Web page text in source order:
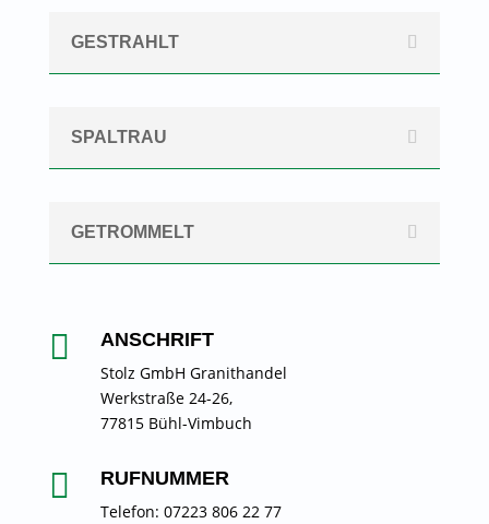
GESTRAHLT
SPALTRAU
GETROMMELT
 ANSCHRIFT
Stolz GmbH Granithandel
Werkstraße 24-26,
77815 Bühl-Vimbuch
 RUFNUMMER
Telefon: 07223 806 22 77